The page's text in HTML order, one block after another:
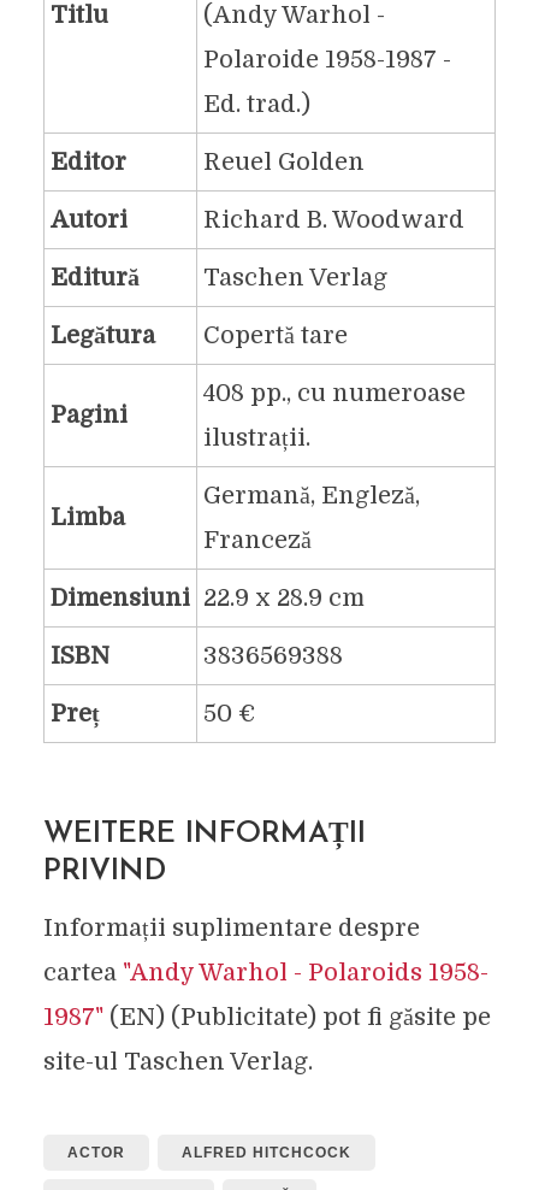
Titlu
(Andy Warhol -
Polaroide 1958-1987 -
Ed. trad.)
Editor Reuel Golden
Autori Richard B. Woodward
Editură Taschen Verlag
Legătura Copertă tare
Pagini
408 pp., cu numeroase
ilustrații.
Limba
Germană, Engleză,
Franceză
Dimensiuni 22.9 x 28.9 cm
ISBN 3836569388
Preț 50 €
WEITERE INFORMAȚII
PRIVIND
Informații suplimentare despre
cartea "Andy Warhol - Polaroids 1958-
1987"(EN) (Publicitate) pot fi găsite pe
site-ul Taschen Verlag.
ACTOR ALFRED HITCHCOCK